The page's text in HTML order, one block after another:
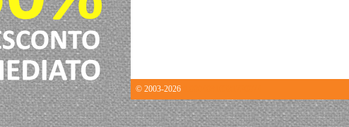
© 2003-2026